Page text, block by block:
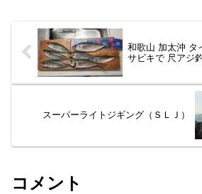
なかったと思い
バス釣り、ブラ
３０歳頃～ グ
ン、エギング）
り。３５歳頃～
冬はグレ釣り、
和歌山 加太沖 タ
サビキで 尺アジ
スーパーライトジギング（ＳＬＪ）
コメント